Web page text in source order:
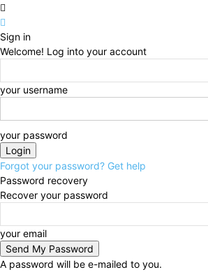
Sign in
Welcome! Log into your account
your username
your password
Forgot your password? Get help
Password recovery
Recover your password
your email
A password will be e-mailed to you.